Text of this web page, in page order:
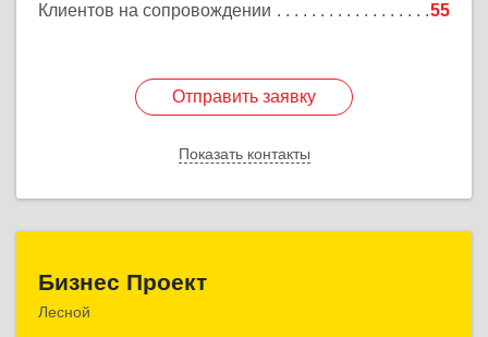
Клиентов на сопровождении 55
Отправить заявку
Показать контакты
Отправить заявку
Назад
Бизнес Проект
Лесной
624200, Свердловская обл, Лесной г, Сиротина ул,